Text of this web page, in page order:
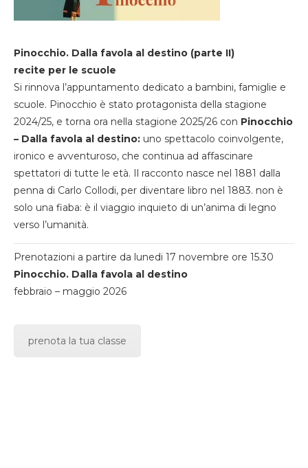
Pinocchio. Dalla favola al destino (parte II)
recite per le scuole
Si rinnova l’appuntamento dedicato a bambini, famiglie e
scuole. Pinocchio è stato protagonista della stagione
2024/25, e torna ora nella stagione 2025/26 con Pinocchio
– Dalla favola al destino: uno spettacolo coinvolgente,
ironico e avventuroso, che continua ad affascinare
spettatori di tutte le età. Il racconto nasce nel 1881 dalla
penna di Carlo Collodi, per diventare libro nel 1883. non è
solo una fiaba: è il viaggio inquieto di un’anima di legno
verso l’umanità.
Prenotazioni a partire da lunedi 17 novembre ore 15.30
Pinocchio. Dalla favola al destino
febbraio – maggio 2026
prenota la tua classe